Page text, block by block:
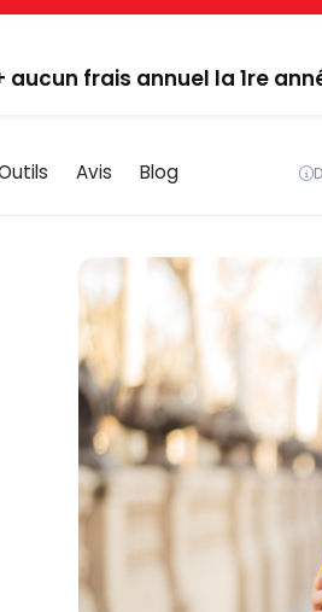
aucun frais annuel la 1re
Avis Blog